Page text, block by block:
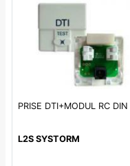
PRISE DTI+MODUL RC DIN
L2S SYSTORM